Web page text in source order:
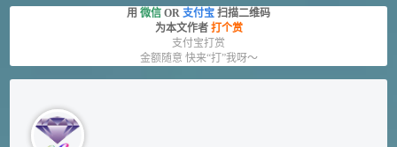
用 微信 OR 支付宝 扫描二维码
为本文作者 打个赏
支付宝打赏
金额随意 快来“打”我呀～